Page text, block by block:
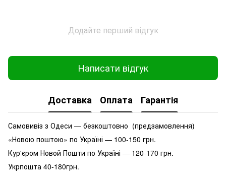
Додайте перший відгук
Написати відгук
Доставка Оплата Гарантія
Самовивіз з Одеси — безкоштовно (предзамовлення)
«Новою поштою» по Україні — 100-150 грн.
Кур'єром Новой Пошти по Україні — 120-170 грн.
Укрпошта 40-180грн.